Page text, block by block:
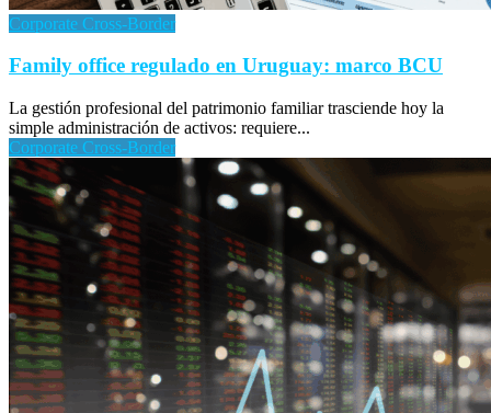
Corporate Cross-Border
Family office regulado en Uruguay: marco BCU
La gestión profesional del patrimonio familiar trasciende hoy la
simple administración de activos: requiere...
Corporate Cross-Border